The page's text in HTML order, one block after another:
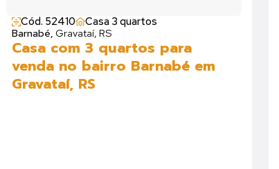
Cód. 52410 Casa 3 quartos
Barnabé, Gravataí, RS
Casa com 3 quartos para
venda no bairro Barnabé em
Gravataí, RS